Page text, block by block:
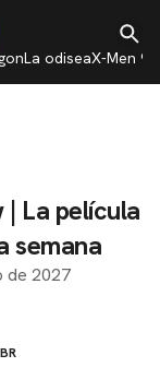
La odiseaX-Men 97
La película
semana
de 2027